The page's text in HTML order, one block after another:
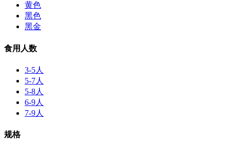
黄色
黑色
黑金
食用人数
3-5人
5-7人
5-8人
6-9人
7-9人
规格